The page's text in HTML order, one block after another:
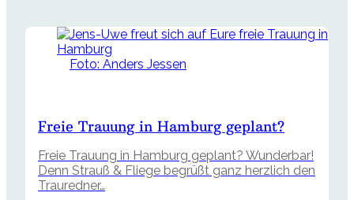
Foto: Anders Jessen
Freie Trauung in Hamburg geplant?
Freie Trauung in Hamburg geplant? Wunderbar!
Denn Strauß & Fliege begrüßt ganz herzlich den
Trauredner…